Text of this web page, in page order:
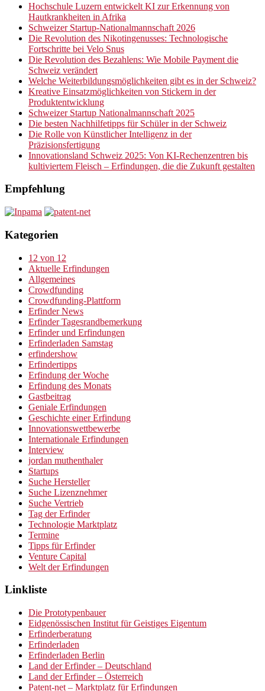
Hochschule Luzern entwickelt KI zur Erkennung von
Hautkrankheiten in Afrika
Schweizer Startup-Nationalmannschaft 2026
Die Revolution des Nikotingenusses: Technologische
Fortschritte bei Velo Snus
Die Revolution des Bezahlens: Wie Mobile Payment die
Schweiz verändert
Welche Weiterbildungsmöglichkeiten gibt es in der Schweiz?
Kreative Einsatzmöglichkeiten von Stickern in der
Produktentwicklung
Schweizer Startup Nationalmannschaft 2025
Die besten Nachhilfetipps für Schüler in der Schweiz
Die Rolle von Künstlicher Intelligenz in der
Präzisionsfertigung
Innovationsland Schweiz 2025: Von KI-Rechenzentren bis
kultiviertem Fleisch – Erfindungen, die die Zukunft gestalten
Empfehlung
Kategorien
12 von 12
Aktuelle Erfindungen
Allgemeines
Crowdfunding
Crowdfunding-Plattform
Erfinder News
Erfinder Tagesrandbemerkung
Erfinder und Erfindungen
Erfinderladen Samstag
erfindershow
Erfindertipps
Erfindung der Woche
Erfindung des Monats
Gastbeitrag
Geniale Erfindungen
Geschichte einer Erfindung
Innovationswettbewerbe
Internationale Erfindungen
Interview
jordan muthenthaler
Startups
Suche Hersteller
Suche Lizenznehmer
Suche Vertrieb
Tag der Erfinder
Technologie Marktplatz
Termine
Tipps für Erfinder
Venture Capital
Welt der Erfindungen
Linkliste
Die Prototypenbauer
Eidgenössischen Institut für Geistiges Eigentum
Erfinderberatung
Erfinderladen
Erfinderladen Berlin
Land der Erfinder – Deutschland
Land der Erfinder – Österreich
Patent-net – Marktplatz für Erfindungen